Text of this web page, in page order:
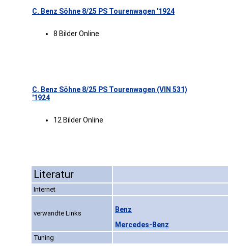
C. Benz Söhne 8/25 PS Tourenwagen '1924
8 Bilder Online
C. Benz Söhne 8/25 PS Tourenwagen (VIN 531)
'1924
12 Bilder Online
Literatur
Internet
verwandte Links
Benz
Mercedes-Benz
Tuning